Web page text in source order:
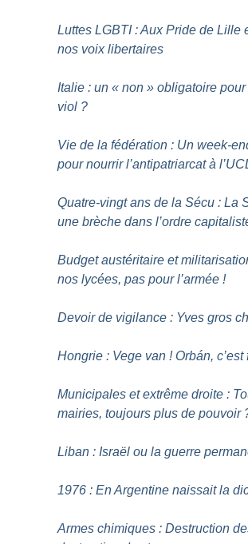
Luttes LGBTI : Aux Pride de Lille
nos voix libertaires
Italie : un « non » obligatoire
viol ?
Vie de la fédération : Un week-
pour nourrir l’antipatriarcat à
Quatre-vingt ans de la Sécu : La
une brèche dans l’ordre
Budget austéritaire et
nos lycées, pas pour l’armée !
Devoir de vigilance : Yves gros
Hongrie : Vege van ! Orbán, c’est
Municipales et extrême droite :
mairies, toujours plus de pouvoir
Liban : Israël ou la guerre
1976 : En Argentine naissait la
Armes chimiques : Destruction